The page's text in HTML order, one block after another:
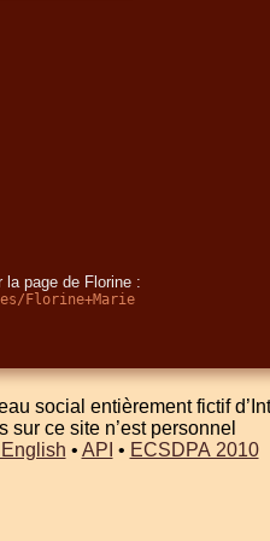
la page de Florine :
Florine+Marie
social entièrement fictif
ce site n’est personnel
English • API • ECSDPA 2010